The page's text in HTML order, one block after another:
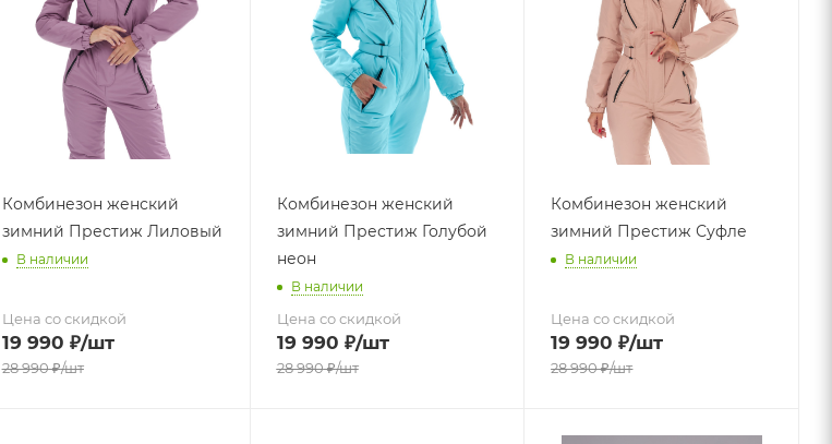
Комбинезон женский
зимний Престиж Лиловый
В наличии
Цена со скидкой
19 990 ₽/шт
28 990₽/шт
Комбинезон женский
зимний Престиж Голубой
неон
В наличии
Цена со скидкой
19 990 ₽/шт
28 990₽/шт
Комбинезон женский
зимний Престиж Суфле
В наличии
Цена со скидкой
19 990 ₽/шт
28 990₽/шт